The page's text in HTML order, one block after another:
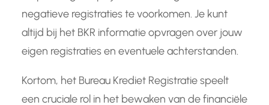
negatieve registraties te voorkomen. Je kunt
altijd bij het BKR informatie opvragen over jouw
eigen registraties en eventuele achterstanden.
Kortom, het Bureau Krediet Registratie speelt
een cruciale rol in het bewaken van de financiële